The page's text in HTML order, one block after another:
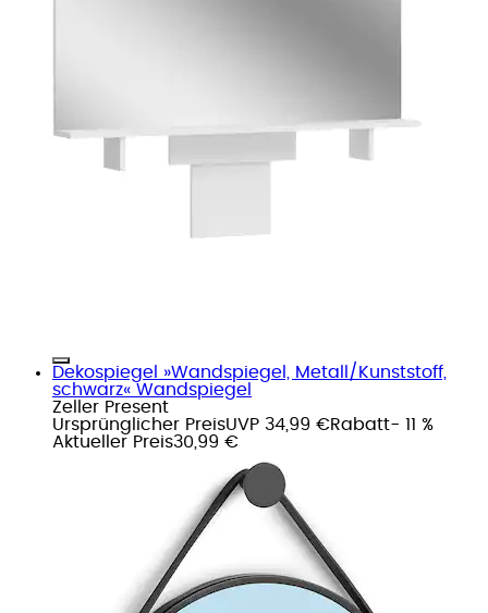
Dekospiegel »Wandspiegel, Metall/Kunststoff,
schwarz« Wandspiegel
Zeller Present
Ursprünglicher PreisUVP 34,99 €Rabatt- 11 %
Aktueller Preis30,99 €